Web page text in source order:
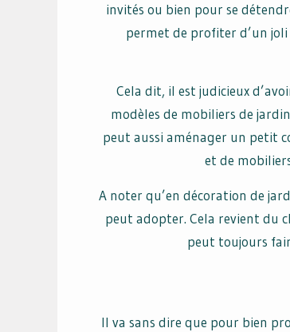
invités ou bien pour se
permet de profiter d’un
Cela dit, il est judicieux
modèles de mobiliers de
peut aussi aménager un petit
et de
A noter qu’en décoration de
peut adopter. Cela revient du
peut toujours
Il va sans dire que pour bien